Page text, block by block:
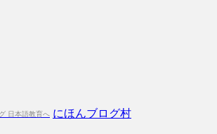
にほんブログ村